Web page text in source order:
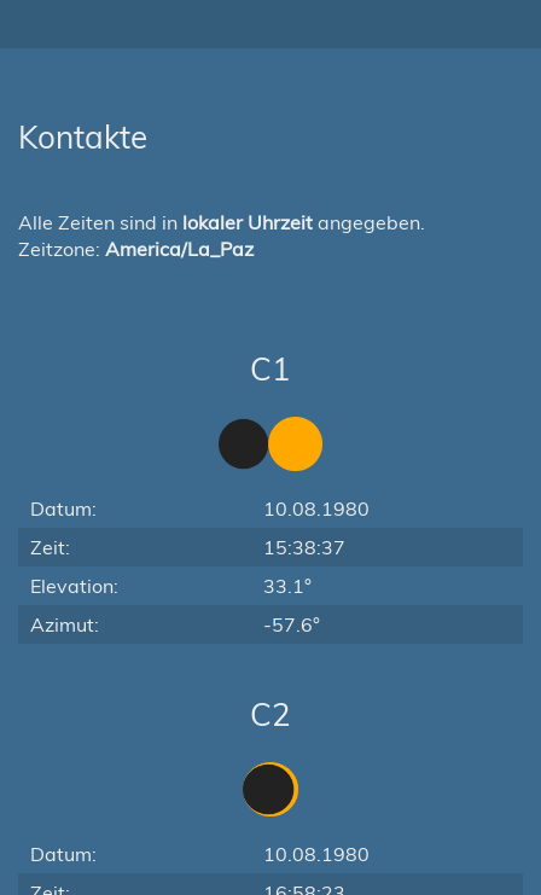
Kontakte
Alle Zeiten sind in lokaler Uhrzeit angegeben.
Zeitzone: America/La_Paz
C1
Datum:
10.08.1980
Zeit:
15:38:37
Elevation:
33.1°
Azimut:
-57.6°
C2
Datum:
10.08.1980